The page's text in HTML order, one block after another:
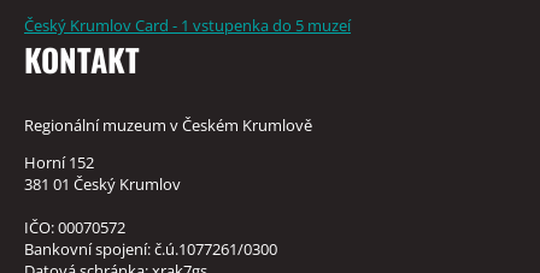
Český Krumlov Card - 1 vstupenka do 5 muzeí
KONTAKT
Regionální muzeum v Českém Krumlově
Horní 152
381 01 Český Krumlov
IČO: 00070572
Bankovní spojení: č.ú.1077261/0300